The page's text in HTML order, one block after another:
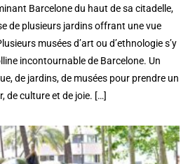
Barcelone du haut de sa citadelle,
de plusieurs jardins offrant une vue
musées d’art ou d’ethnologie s’y
incontournable de Barcelone. Un
de jardins, de musées pour prendre un
de culture et de joie. […]